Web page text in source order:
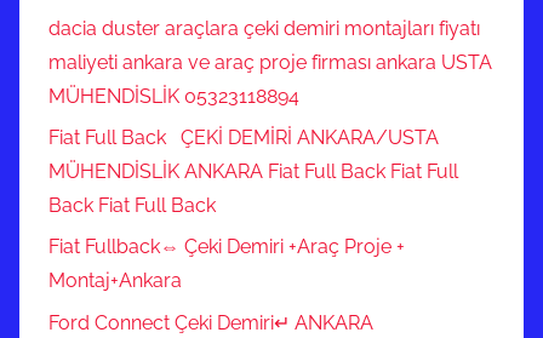
dacia duster araçlara çeki demiri montajları fiyatı
maliyeti ankara ve araç proje firması ankara USTA
MÜHENDİSLİK 05323118894
Fiat Full Back ÇEKİ DEMİRİ ANKARA/USTA
MÜHENDİSLİK ANKARA Fiat Full Back Fiat Full
Back Fiat Full Back
Fiat Fullback⇔ Çeki Demiri +Araç Proje +
Montaj+Ankara
Ford Connect Çeki Demiri↵ ANKARA